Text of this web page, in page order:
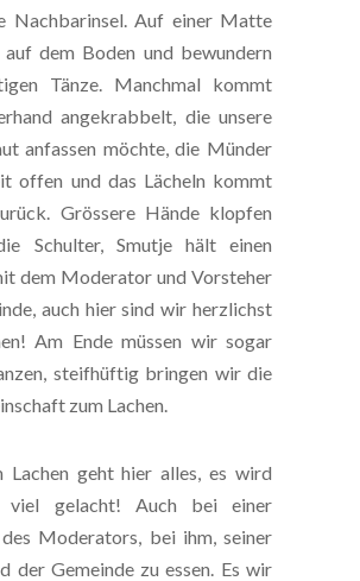
Nachbarinsel. Auf einer Matte
dem Boden und bewundern
Tänze. Manchmal kommt
angekrabbelt, die unsere
anfassen möchte, die Münder
offen und das Lächeln kommt
Grössere Hände klopfen
Schulter, Smutje hält einen
dem Moderator und Vorsteher
auch hier sind wir herzlichst
Am Ende müssen wir sogar
steifhüftig bringen wir die
zum Lachen.
Lachen geht hier alles, es wird
viel gelacht! Auch bei einer
des Moderators, bei ihm, seiner
der Gemeinde zu essen. Es wir